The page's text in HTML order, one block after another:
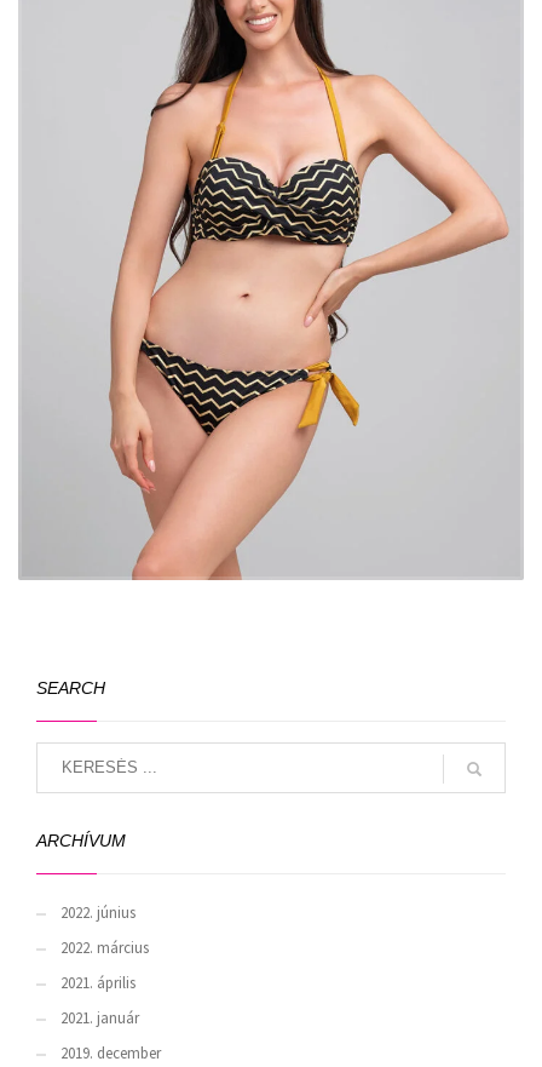
SEARCH
ARCHÍVUM
2022. június
2022. március
2021. április
2021. január
2019. december